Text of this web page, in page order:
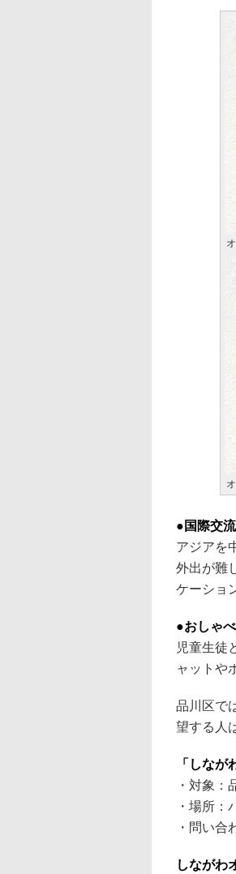
●国際交
アジアを
外出が難
ケーショ
●おしゃ
児童生徒
ャットや
品川区で
望する人
「しな
・対象：
・場所：
・問い合
しながわ